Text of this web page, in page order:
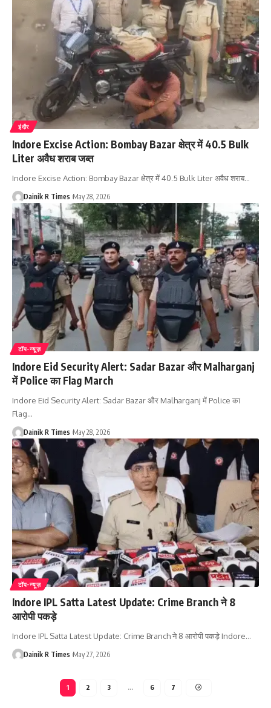
इंदौर
Indore Excise Action: Bombay Bazar क्षेत्र में 40.5 Bulk
Liter अवैध शराब जब्त
Indore Excise Action: Bombay Bazar क्षेत्र में 40.5 Bulk Liter अवैध शराब…
Dainik R Times May 28, 2026
टॉप-न्यूज़
Indore Eid Security Alert: Sadar Bazar और Malharganj
में Police का Flag March
Indore Eid Security Alert: Sadar Bazar और Malharganj में Police का
Flag…
Dainik R Times May 28, 2026
टॉप-न्यूज़
Indore IPL Satta Latest Update: Crime Branch ने 8
आरोपी पकड़े
Indore IPL Satta Latest Update: Crime Branch ने 8 आरोपी पकड़े Indore…
Dainik R Times May 27, 2026
1 2 3 … 6 7